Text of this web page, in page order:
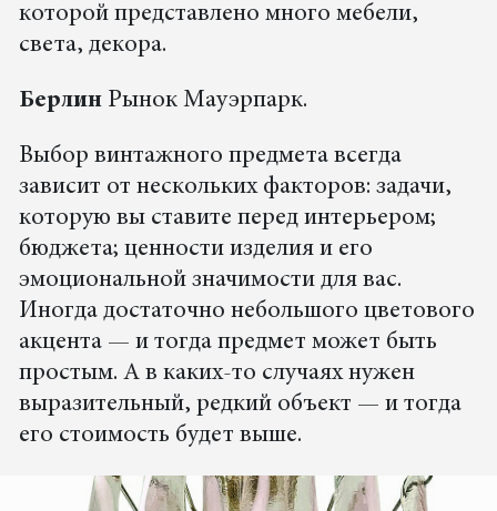
которой представлено много мебели,
света, декора.
БерлинРынок Мауэрпарк.
Выбор винтажного предмета всегда
зависит от нескольких факторов: задачи,
которую вы ставите перед интерьером;
бюджета; ценности изделия и его
эмоциональной значимости для вас.
Иногда достаточно небольшого цветового
акцента — и тогда предмет может быть
простым. А в каких-то случаях нужен
выразительный, редкий объект — и тогда
его стоимость будет выше.